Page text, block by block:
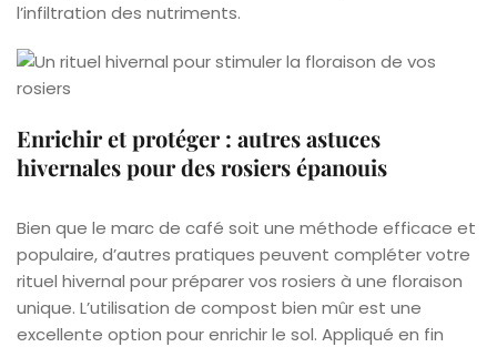
l’infiltration des nutriments.
Enrichir et protéger : autres astuces
hivernales pour des rosiers épanouis
Bien que le marc de café soit une méthode efficace et
populaire, d’autres pratiques peuvent compléter votre
rituel hivernal pour préparer vos rosiers à une floraison
unique. L’utilisation de compost bien mûr est une
excellente option pour enrichir le sol. Appliqué en fin